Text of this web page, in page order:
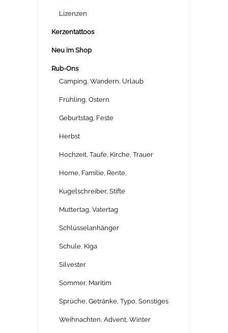
Lizenzen
Kerzentattoos
Neu im Shop
Rub-Ons
Camping, Wandern, Urlaub
Frühling, Ostern
Geburtstag, Feste
Herbst
Hochzeit, Taufe, Kirche, Trauer
Home, Familie, Rente,
Kugelschreiber, Stifte
Muttertag, Vatertag
Schlüsselanhänger
Schule, Kiga
Silvester
Sommer, Maritim
Sprüche, Getränke, Typo, Sonstiges
Weihnachten, Advent, Winter